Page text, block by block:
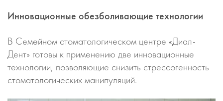
Инновационные обезболивающие технологии
В Семейном стоматологическом центре «Диал-
Дент» готовы к применению две инновационные
технологии, позволяющие снизить стрессогенность
стоматологических манипуляций.